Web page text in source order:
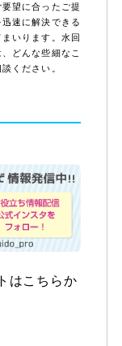
望に合ったご提
速に解決できる
いります。水回
どんな些細なこ
ください。
はこちらか